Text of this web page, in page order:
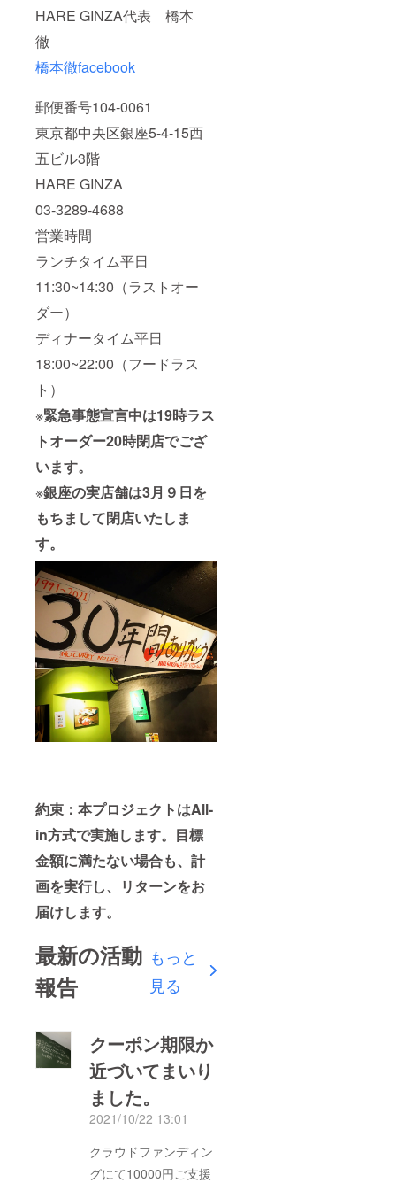
HARE GINZA代表 橋本
徹
橋本徹facebook
郵便番号104-0061
東京都中央区銀座5-4-15西
五ビル3階
HARE GINZA
03-3289-4688
営業時間
ランチタイム平日
11:30~14:30（ラストオー
ダー）
ディナータイム平日
18:00~22:00（フードラス
ト）
※緊急事態宣言中は19時ラス
トオーダー20時閉店でござ
います。
※銀座の実店舗は3月９日を
もちまして閉店いたしま
す。
約束：本プロジェクトはAll-
in方式で実施します。目標
金額に満たない場合も、計
画を実行し、リターンをお
届けします。
最新の活動
報告
もっと
見る
クーポン期限か
近づいてまいり
ました。
2021/10/22 13:01
クラウドファンディン
グにて10000円ご支援